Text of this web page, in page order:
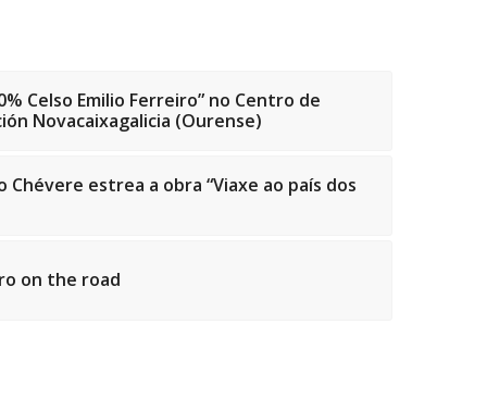
Celso Emilio Ferreiro” no Centro de
Novacaixagalicia (Ourense)
Chévere estrea a obra “Viaxe ao país dos
on the road